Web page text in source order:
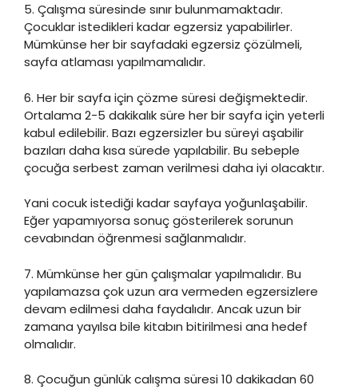
5. Çalışma süresinde sınır bulunmamaktadır.
Çocuklar istedikleri kadar egzersiz yapabilirler.
Mümkünse her bir sayfadaki egzersiz çözülmeli,
sayfa atlaması yapılmamalıdır.
6. Her bir sayfa için çözme süresi değişmektedir.
Ortalama 2-5 dakikalık süre her bir sayfa için yeterli
kabul edilebilir. Bazı egzersizler bu süreyi aşabilir
bazıları daha kısa sürede yapılabilir. Bu sebeple
çocuğa serbest zaman verilmesi daha iyi olacaktır.
Yani cocuk istediği kadar sayfaya yoğunlaşabilir.
Eğer yapamıyorsa sonuç gösterilerek sorunun
cevabından öğrenmesi sağlanmalıdır.
7. Mümkünse her gün çalışmalar yapılmalıdır. Bu
yapılamazsa çok uzun ara vermeden egzersizlere
devam edilmesi daha faydalıdır. Ancak uzun bir
zamana yayılsa bile kitabın bitirilmesi ana hedef
olmalıdır.
8. Çocuğun günlük calışma süresi 10 dakikadan 60